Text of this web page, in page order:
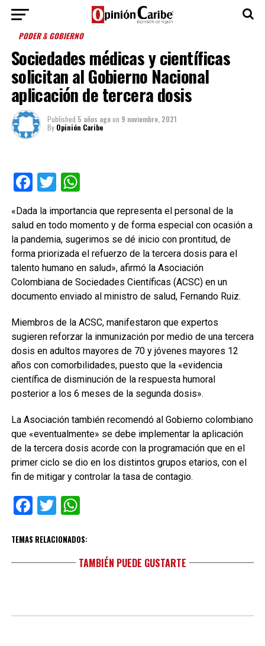
PODER & GOBIERNO
Sociedades médicas y científicas
solicitan al Gobierno Nacional
aplicación de tercera dosis
Published 5 años agoon 9 noviembre, 2021
By Opinión Caribe
Facebook
TwitterWhatsApp
«Dada la importancia que representa el personal de la
salud en todo momento y de forma especial con ocasión a
la pandemia, sugerimos se dé inicio con prontitud, de
forma priorizada el refuerzo de la tercera dosis para el
talento humano en salud», afirmó la Asociación
Colombiana de Sociedades Científicas (ACSC) en un
documento enviado al ministro de salud, Fernando Ruiz.
Miembros de la ACSC, manifestaron que expertos
sugieren reforzar la inmunización por medio de una tercera
dosis en adultos mayores de 70 y jóvenes mayores 12
años con comorbilidades, puesto que la «evidencia
científica de disminución de la respuesta humoral
posterior a los 6 meses de la segunda dosis».
La Asociación también recomendó al Gobierno colombiano
que «eventualmente» se debe implementar la aplicación
de la tercera dosis acorde con la programación que en el
primer ciclo se dio en los distintos grupos etarios, con el
fin de mitigar y controlar la tasa de contagio.
Facebook
TwitterWhatsApp
TEMAS RELACIONADOS:
TAMBIÉN PUEDE GUSTARTE